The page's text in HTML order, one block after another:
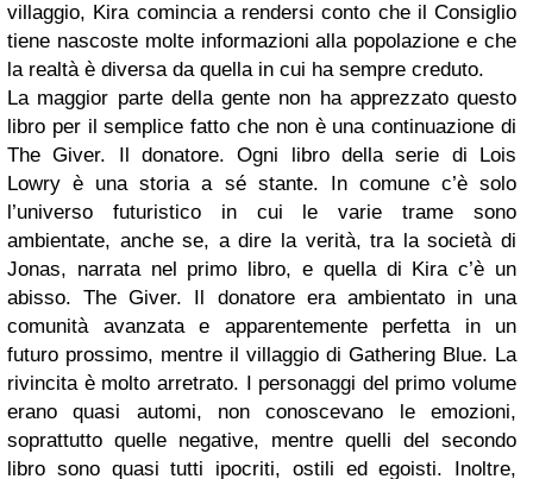
villaggio, Kira comincia a rendersi conto che il Consiglio
tiene nascoste molte informazioni alla popolazione e che
la realtà è diversa da quella in cui ha sempre creduto.
La maggior parte della gente non ha apprezzato questo
libro per il semplice fatto che non è una continuazione di
The Giver. Il donatore. Ogni libro della serie di Lois
Lowry è una storia a sé stante. In comune c’è solo
l’universo futuristico in cui le varie trame sono
ambientate, anche se, a dire la verità, tra la società di
Jonas, narrata nel primo libro, e quella di Kira c’è un
abisso. The Giver. Il donatore era ambientato in una
comunità avanzata e apparentemente perfetta in un
futuro prossimo, mentre il villaggio di Gathering Blue. La
rivincita è molto arretrato. I personaggi del primo volume
erano quasi automi, non conoscevano le emozioni,
soprattutto quelle negative, mentre quelli del secondo
libro sono quasi tutti ipocriti, ostili ed egoisti. Inoltre,